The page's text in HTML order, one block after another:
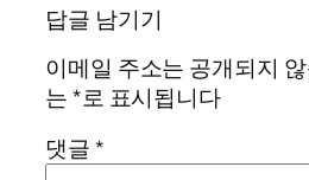
답글 남기기
이메일 주소는 공개되지
는*로 표시됩니다
댓글*